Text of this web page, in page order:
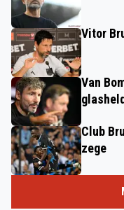
Vitor
Van
Club
zege